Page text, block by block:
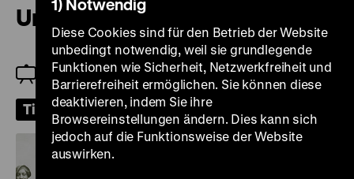
Union Maids
Einführung: Tilman Schumacher
Tickets
1) Notwendig
Diese Cookies sind für den Betrieb der Website
unbedingt notwendig, weil sie grundlegende
Funktionen wie Sicherheit, Netzwerkfreiheit und
Barrierefreiheit ermöglichen. Sie können diese
deaktivieren, indem Sie ihre
Browsereinstellungen ändern. Dies kann sich
jedoch auf die Funktionsweise der Website
auswirken.